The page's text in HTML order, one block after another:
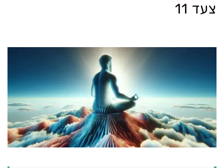
צעד 11